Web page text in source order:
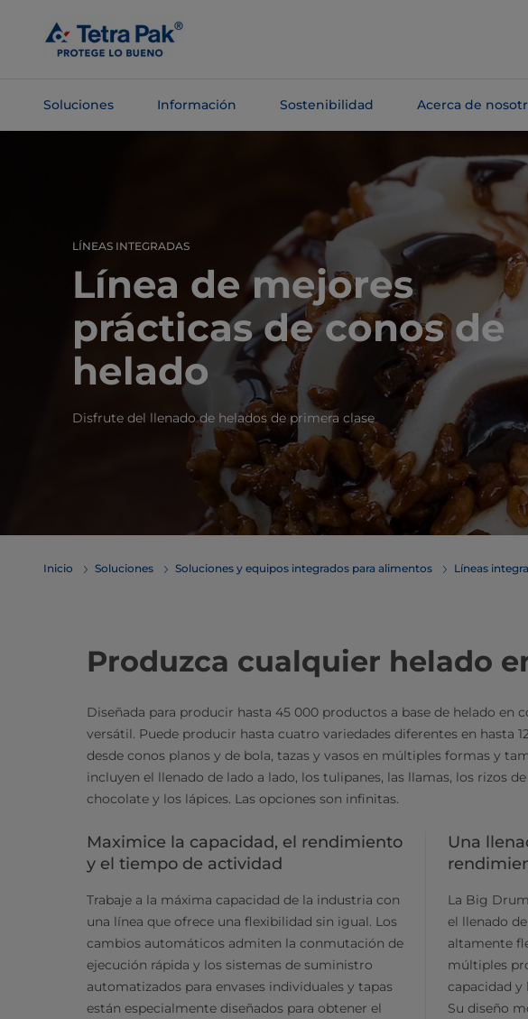
contenido
principal
Soluciones Información Sostenibilidad Acerca de
LÍNEAS INTEGRADAS
Línea de mejores
prácticas de conos de
helado
Disfrute del llenado de helados de primera clase
Inicio Soluciones Soluciones y equipos integrados para alimentos Líneas
Produzca cualquier helado
Diseñada para producir hasta 45 000 productos a base de helado en
versátil. Puede producir hasta cuatro variedades diferentes en hasta
desde conos planos y de bola, tazas y vasos en múltiples formas y
incluyen el llenado de lado a lado, los tulipanes, las llamas, los rizos
chocolate y los lápices. Las opciones son infinitas.​​
Maximice la capacidad, el rendimiento
y el tiempo de actividad
Trabaje a la máxima capacidad de la industria con
una línea que ofrece una flexibilidad sin igual. Los
cambios automáticos admiten la conmutación de
ejecución rápida y los sistemas de suministro
automatizados para envases individuales y tapas
están especialmente diseñados para obtener el
Una
La Big
el llenado
altamente
múltiples
capacidad y
Su diseño